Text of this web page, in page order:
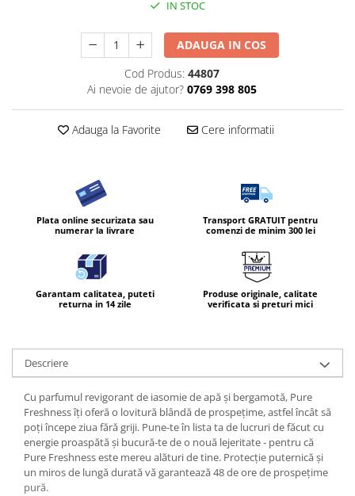
IN STOC
ADAUGA IN COS
Cod Produs: 44807
Ai nevoie de ajutor? 0769 398 805
Adauga la Favorite Cere informatii
Plata online securizata sau
numerar la livrare
Transport GRATUIT pentru
comenzi de minim 300 lei
Garantam calitatea, puteti
returna in 14 zile
Produse originale, calitate
verificata si preturi mici
Descriere
Cu parfumul revigorant de iasomie de apă și bergamotă, Pure
Freshness îți oferă o lovitură blândă de prospețime, astfel încât să
poți începe ziua fără griji. Pune-te în lista ta de lucruri de făcut cu
energie proaspătă și bucură-te de o nouă lejeritate - pentru că
Pure Freshness este mereu alături de tine. Protecție puternică și
un miros de lungă durată vă garantează 48 de ore de prospețime
pură.